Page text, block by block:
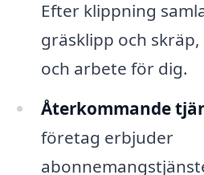
Efter klippning
gräsklipp och
och arbete för dig.
Återkommande
företag erbjuder